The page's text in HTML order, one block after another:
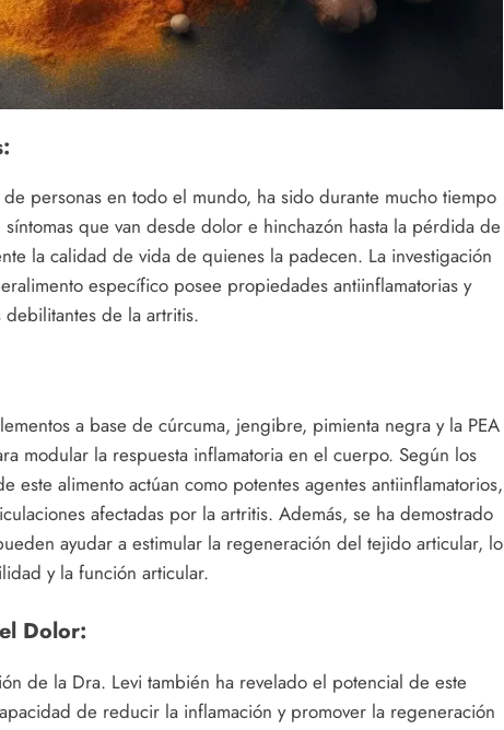
personas en todo el mundo, ha sido durante mucho tiempo
que van desde dolor e hinchazón hasta la pérdida de
la calidad de vida de quienes la padecen. La investigación
específico posee propiedades antiinflamatorias y
de la artritis.
a base de cúrcuma, jengibre, pimienta negra y la PEA
modular la respuesta inflamatoria en el cuerpo. Según los
este alimento actúan como potentes agentes antiinflamatorios,
afectadas por la artritis. Además, se ha demostrado
ayudar a estimular la regeneración del tejido articular, lo
y la función articular.
Dolor:
de la Dra. Levi también ha revelado el potencial de este
de reducir la inflamación y promover la regeneración